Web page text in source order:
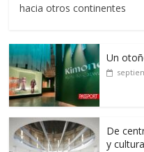
hacia otros continentes
Un
De
y